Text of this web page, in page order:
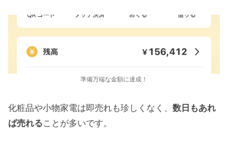
準備万端な金額に達成！
化粧品や小物家電は即売れも珍しくなく、 数日もあれ
ば売れることが多いです。